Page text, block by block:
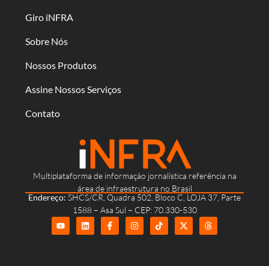
Multiplataforma de informação jornalística referência na
área de infraestrutura no Brasil
Endereço: SHCS/CR, Quadra 502, Bloco C, LOJA 37, Parte
1588 – Asa Sul – CEP: 70.330-530
Giro iNFRA
Sobre Nós
Nossos Produtos
Assine Nossos Serviços
Contato